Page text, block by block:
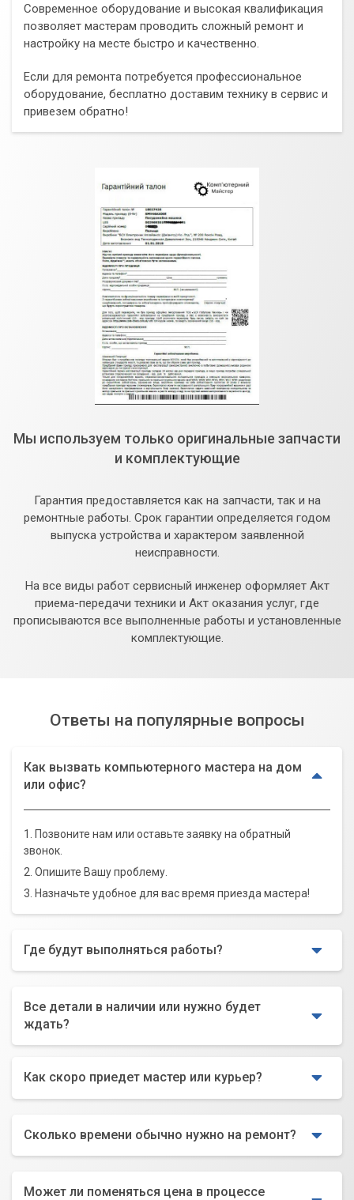
Современное оборудование и высокая квалификация
позволяет мастерам проводить сложный ремонт и
настройку на месте быстро и качественно.
Если для ремонта потребуется профессиональное
оборудование, бесплатно доставим технику в сервис и
привезем обратно!
Мы используем только оригинальные запчасти
и комплектующие
Гарантия предоставляется как на запчасти, так и на
ремонтные работы. Срок гарантии определяется годом
выпуска устройства и характером заявленной
неисправности.
На все виды работ сервисный инженер оформляет Акт
приема-передачи техники и Акт оказания услуг, где
прописываются все выполненные работы и установленные
комплектующие.
Ответы на популярные вопросы
Как вызвать компьютерного мастера на дом
или офис?
1. Позвоните нам или оставьте заявку на обратный
звонок.
2. Опишите Вашу проблему.
3. Назначьте удобное для вас время приезда мастера!
Где будут выполняться работы?
Все детали в наличии или нужно будет
ждать?
Как скоро приедет мастер или курьер?
Сколько времени обычно нужно на ремонт?
Может ли поменяться цена в процессе